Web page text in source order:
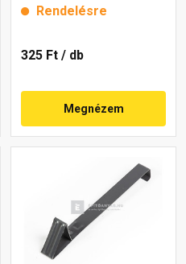
Rendelésre
325 Ft / db
Megnézem